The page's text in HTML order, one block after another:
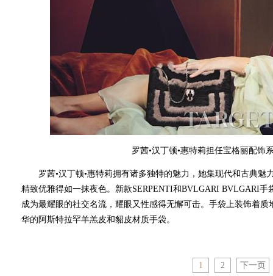
罗茜•汉丁顿•惠特莉担任宝格丽配饰
罗茜•汉丁顿•惠特莉拥有诸多独特的魅力，她集现代和古典魅
精致优雅得如一抹夜色。新款SERPENTI和BVLGARI BVLGARI
成为最耀眼的社交名流，耀眼又性感得无懈可击。手袋上装饰着
华的阿斯特拉罕羊羔皮和貂皮材质手袋。
1 2 下一页